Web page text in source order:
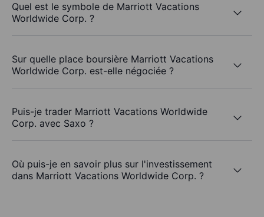
Quel est le symbole de Marriott Vacations
Worldwide Corp. ?
Sur quelle place boursière Marriott Vacations
Worldwide Corp. est-elle négociée ?
Puis-je trader Marriott Vacations Worldwide
Corp. avec Saxo ?
Où puis-je en savoir plus sur l'investissement
dans Marriott Vacations Worldwide Corp. ?